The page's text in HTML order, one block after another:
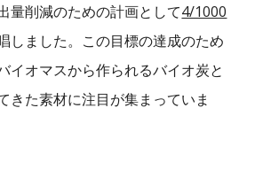
量削減のための計画として4/1000
しました。この目標の達成のため
イオマスから作られるバイオ炭と
きた素材に注目が集まっていま